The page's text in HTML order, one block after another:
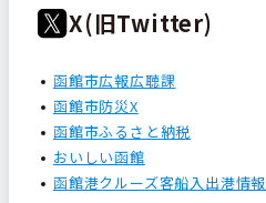
X(旧Twitter)
函館市広報広聴課
函館市防災X
函館市ふるさと納税
おいしい函館
函館港クルーズ客船入出港情報